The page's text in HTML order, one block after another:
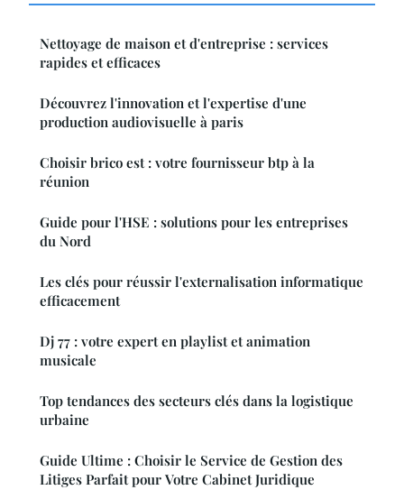
Nettoyage de maison et d'entreprise : services
rapides et efficaces
Découvrez l'innovation et l'expertise d'une
production audiovisuelle à paris
Choisir brico est : votre fournisseur btp à la
réunion
Guide pour l'HSE : solutions pour les entreprises
du Nord
Les clés pour réussir l'externalisation informatique
efficacement
Dj 77 : votre expert en playlist et animation
musicale
Top tendances des secteurs clés dans la logistique
urbaine
Guide Ultime : Choisir le Service de Gestion des
Litiges Parfait pour Votre Cabinet Juridique